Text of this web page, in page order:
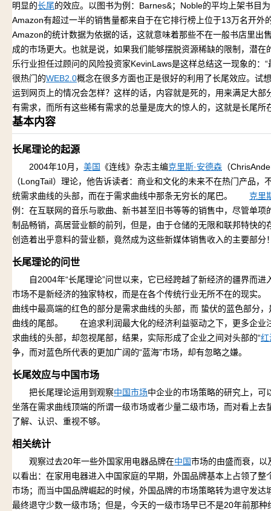
明显的长尾的效应。以图书为例：Barnes&；Noble的平均上架书目
Amazon有超过一半的销售量都来自于在它排行榜上位于13万名开外
Amazon的统计数据为依据的话，这就意味着那些不在一般书店里出
成的市场更大。也就是说，如果我们能够摆脱资源稀缺的限制，潜
乐行业担任过顾问的风险投资家KevinLaws是这样总结这一现象的
很热门的WEB2.0概念在很多方面也正是很好的利用了长尾效应。试
运到网页上的情况会怎样？这样的话，内容就是死的，用来满足大部
有需求，而所有这些稀有需求的总量是庞大的惊人的，这就是长尾所
基本内容
长尾理论的起源
2004年10月， 美国 《连线》杂志主编克里斯·安德森 （
（LongTail）理论，他告诉读者：商业和文化的未来不在热门产品，
统需求曲线的头部，而在于需求曲线中那条无穷长的尾巴。 克里
例：在互联网的音乐与歌曲、新书甚至旧书等等的销售中，尽管单项
制品畅销，高居营业额的前列，但是，由于仓储的无限和联邦特快
创造着出乎意料的营业额，竟然成为这些新媒体销售收入的主要部分
长尾理论的问世
自2004年“长尾理论”问世以来，它已经跨越了新经济的疆界而进
市场不是新经济的独家特权，而是在各个传统行业无所不在的现
曲线中最高端的红色的部分是需求曲线的头部，而 蛰伏的蓝色部分，
曲线的尾部。 在追求利润最大化的经济利益驱动之下，更多企业
求曲线的头部，却忽视尾部，结果，实际形成了企业之间对头部的“红
争，而对蓝色所代表的更加广阔的“蓝海”市场，却有忽略之嫌。
长尾效应与中国市场
把长尾理论运用到观察中国市场中企业的市场策略的研究上，可
坐落在需求曲线顶端的所谓一级市场或者少量二级市场，而对看上
了解、认识、重视不够。
相关统计
观察过去20年一些外国家用电器品牌在中国市场的由盛而衰，
以看出：在家用电器进入中国家庭的早期，外国品牌基本上占领了整
市场；而当中国品牌崛起的时候，外国品牌的市场策略转为退守发达
最终退守少数一级市场；但是，今天的一级市场早已不是20年前那种